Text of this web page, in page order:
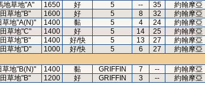
地草地"A" 1650 好 5 -- 35 約翰摩亞
草地"B" 1600 好 5 8 32 約翰摩亞
草地"A(N)" 1400 黏 5 4 24 約翰摩亞
草地"C" 1400 好 5 14 25 約翰摩亞
草地"B" 1400 好/快 5 13 27 約翰摩亞
草地"D" 1000 好/快 5 6 27 約翰摩亞
草地"B(N)" 1400 黏 GRIFFIN 7 -- 約翰摩亞
草地"B" 1200 好 GRIFFIN 3 -- 約翰摩亞